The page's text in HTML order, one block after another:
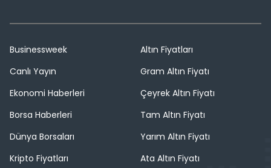
Businessweek
Canlı Yayın
Ekonomi Haberleri
Borsa Haberleri
Dünya Borsaları
Kripto Fiyatları
Altın Fiyatları
Gram Altın Fiyatı
Çeyrek Altın Fiyatı
Tam Altın Fiyatı
Yarım Altın Fiyatı
Ata Altın Fiyatı